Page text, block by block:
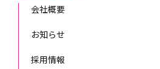
会社概要
お知らせ
採用情報